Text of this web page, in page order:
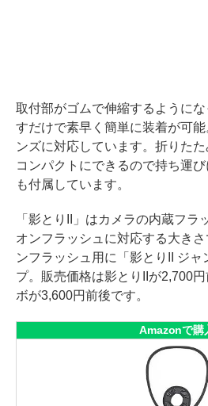
取付部がゴムで伸縮するように
すだけで素早く簡単に装着が可
ンズに対応しています。折りた
コンパクトにできるので持ち運
も付属しています。
「影とりII」はカメラの内蔵フラ
オンフラッシュに対応する大き
ンフラッシュ用に「影とりII ジャ
プ。販売価格は影とりIIが2,700
ボが3,600円前後です。
Amazonで購